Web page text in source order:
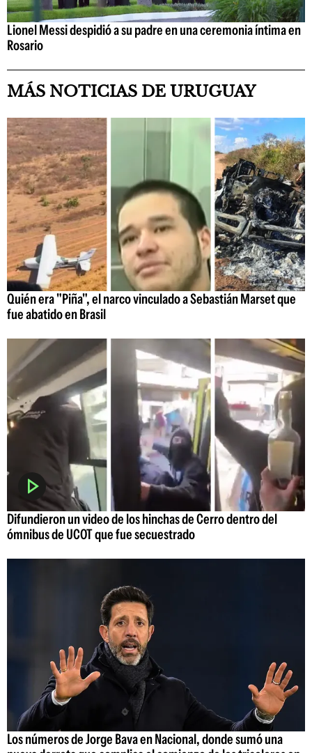
Lionel Messi despidió a su padre en una ceremonia íntima en
Rosario
MÁS NOTICIAS DE URUGUAY
Quién era "Piña", el narco vinculado a Sebastián Marset que
fue abatido en Brasil
Difundieron un video de los hinchas de Cerro dentro del
ómnibus de UCOT que fue secuestrado
Los números de Jorge Bava en Nacional, donde sumó una